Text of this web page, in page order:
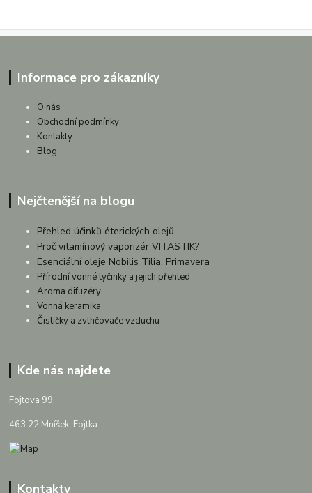
Informace pro zákazníky
O nás
Obchodní podmínky
Kontakty
Blog
Nejčtenější na blogu
Přehled účinků éterických olejů
Proč vitamínový vaporizér VITASTIK?
Esenciální oleje Nobilis Tilia, Primavera
Přírodní vonné tyčinky a jejich přehled
Aroma difuzéry
Vonná keramika
Čističky a zvlhčovače vzduchu
Kde nás najdete
Fojtova 99
463 22 Mníšek, Fojtka
Kontakty